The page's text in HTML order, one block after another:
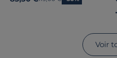
Voir